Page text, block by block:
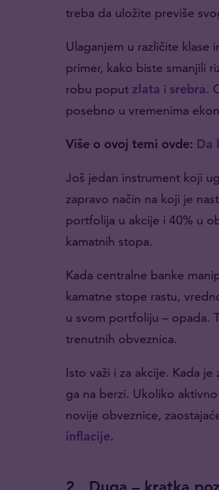
treba da uložite previše
Ulaganjem u različite klase
primer, kako biste smanjili
robu poput zlata i srebra.
posebno u vremenima
Više o ovoj temi ovde: Da
Još jedan instrument koji
zapravo način na koji je
portfolija u akcije i 40% u
kamatnih stopa.
Kada centralne banke
kamatne stope rastu,
u svom portfoliju – opada.
trenutnih obveznica.
Isto važi i za akcije. Kada
ga na berzi. Ukoliko
novije obveznice,
inflacije.